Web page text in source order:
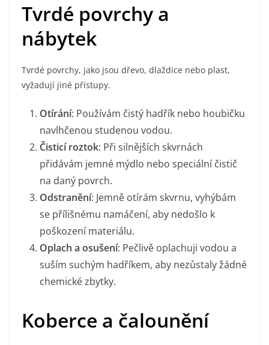
Tvrdé povrchy a
nábytek
Tvrdé povrchy, jako jsou dřevo, dlaždice nebo plast,
vyžadují jiné přístupy.
Otírání: Používám čistý hadřík nebo houbičku
navlhčenou studenou vodou.
Čisticí roztok: Při silnějších skvrnách
přidávám jemné mýdlo nebo speciální čistič
na daný povrch.
Odstranění: Jemně otírám skvrnu, vyhýbám
se přílišnému namáčení, aby nedošlo k
poškození materiálu.
Oplach a osušení: Pečlivě oplachuji vodou a
suším suchým hadříkem, aby nezůstaly žádné
chemické zbytky.
Koberce a čalounění